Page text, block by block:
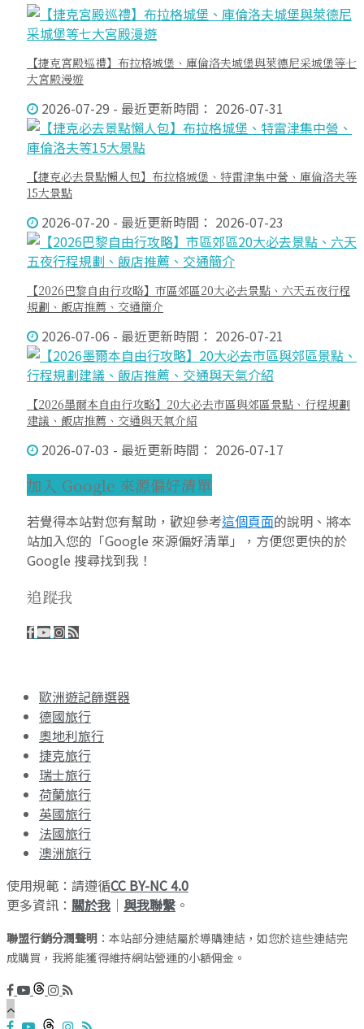
【捷克宮殿巡禮】布拉格城堡、庫倫洛夫城堡與萊德尼采城堡等七
大宮殿漫遊
2026-07-29 - 最近更新時間： 2026-07-31
【捷克必去景點懶人包】布拉格城堡、特雷津集中營、庫倫洛夫等
15大景點
2026-07-20 - 最近更新時間： 2026-07-23
【2026巴黎自由行攻略】市區郊區20大必去景點、六天五夜行程
規劃、飯店推薦、交通簡介
2026-07-06 - 最近更新時間： 2026-07-21
【2026墨爾本自由行攻略】20大必去市區與郊區景點、行程規劃
建議、飯店推薦、交通與天氣介紹
2026-07-03 - 最近更新時間： 2026-07-17
加入 Google 來源偏好清單
若覺得本站對您有幫助，歡迎參考這個頁面的說明、將本
站加入您的「Google 來源偏好清單」，方便您更快的於
Google 搜尋找到我！
追蹤我
歐洲遊記篩選器
德國旅行
奧地利旅行
捷克旅行
瑞士旅行
荷蘭旅行
英國旅行
法國旅行
澳洲旅行
使用規範：請遵循CC BY-NC 4.0
更多資訊： 關於我 ｜ 與我聯繫 。
聯盟行銷分潤聲明 ：本站部分連結屬於導購連結，如您於這些連結完
成購買，我將能獲得維持網站營運的小額佣金。